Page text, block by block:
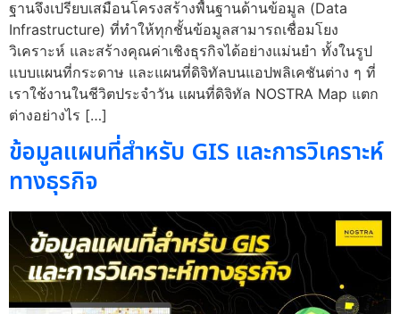
ฐานจึงเปรียบเสมือนโครงสร้างพื้นฐานด้านข้อมูล (Data
Infrastructure) ที่ทำให้ทุกชั้นข้อมูลสามารถเชื่อมโยง
วิเคราะห์ และสร้างคุณค่าเชิงธุรกิจได้อย่างแม่นยำ ทั้งในรูป
แบบแผนที่กระดาษ และแผนที่ดิจิทัลบนแอปพลิเคชันต่าง ๆ ที่
เราใช้งานในชีวิตประจำวัน แผนที่ดิจิทัล NOSTRA Map แตก
ต่างอย่างไร […]
ข้อมูลแผนที่สำหรับ GIS และการวิเคราะห์
ทางธุรกิจ